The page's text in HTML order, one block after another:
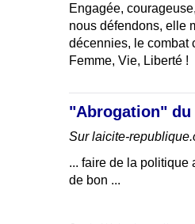
Engagée,
nous défendons, elle
décennies, le combat
Femme, Vie, Liberté !
"Abrogation" du
Sur laicite-
... faire de la politique
de bon ...